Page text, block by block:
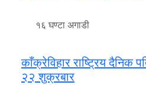
१६ घण्टा अगाडी
काँक्रेविहार राष्ट्रिय दैनिक
२२ शुक्रबार